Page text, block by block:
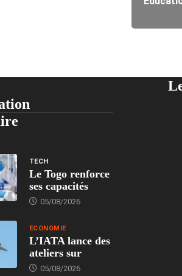
TECH
Le Togo renforce
ses capacités
05/08/2026
ECONOMIE
L’IATA lance des
ateliers sur
05/08/2026